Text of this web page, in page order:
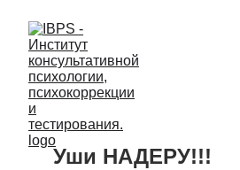
Уши НАДЕРУ!!!